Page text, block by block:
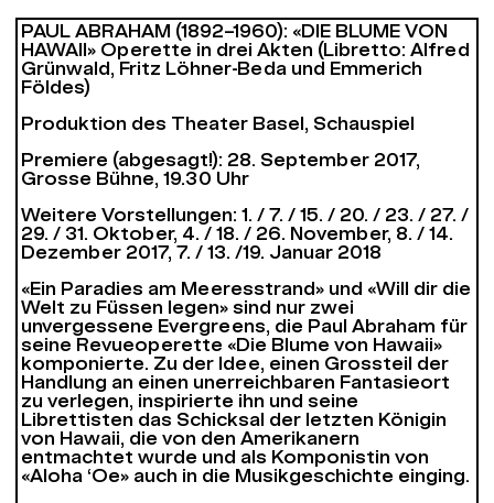
PAUL ABRAHAM (1892–1960): «DIE BLUME VON
HAWAII» Operette in drei Akten (Libretto: Alfred
Grünwald, Fritz Löhner-Beda und Emmerich
Földes)
Produktion des Theater Basel, Schauspiel
Premiere (abgesagt!): 28. September 2017,
Grosse Bühne, 19.30 Uhr
Weitere Vorstellungen: 1. / 7. / 15. / 20. / 23. / 27. /
29. / 31. Oktober, 4. / 18. / 26. November, 8. / 14.
Dezember 2017, 7. / 13. /19. Januar 2018
«Ein Paradies am Meeresstrand» und «Will dir die
Welt zu Füssen legen» sind nur zwei
unvergessene Evergreens, die Paul Abraham für
seine Revueoperette «Die Blume von Hawaii»
komponierte. Zu der Idee, einen Grossteil der
Handlung an einen unerreichbaren Fantasieort
zu verlegen, inspirierte ihn und seine
Librettisten das Schicksal der letzten Königin
von Hawaii, die von den Amerikanern
entmachtet wurde und als Komponistin von
«Aloha ‘Oe» auch in die Musikgeschichte einging.